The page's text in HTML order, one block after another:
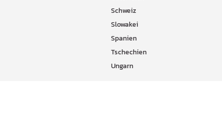
Schweiz
Slowakei
Spanien
Tschechien
Ungarn